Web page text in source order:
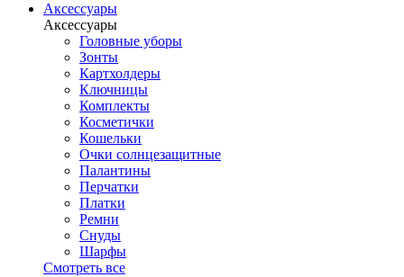
Аксессуары
Аксессуары
Головные уборы
Зонты
Картхолдеры
Ключницы
Комплекты
Косметички
Кошельки
Очки солнцезащитные
Палантины
Перчатки
Платки
Ремни
Снуды
Шарфы
Смотреть все